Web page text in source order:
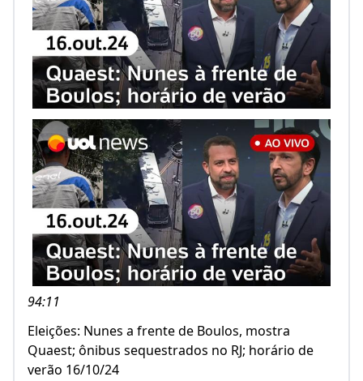
94:11
Eleições: Nunes a frente de Boulos, mostra
Quaest; ônibus sequestrados no RJ; horário de
verão 16/10/24